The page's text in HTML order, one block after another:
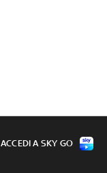
ACCEDI A SKY GO